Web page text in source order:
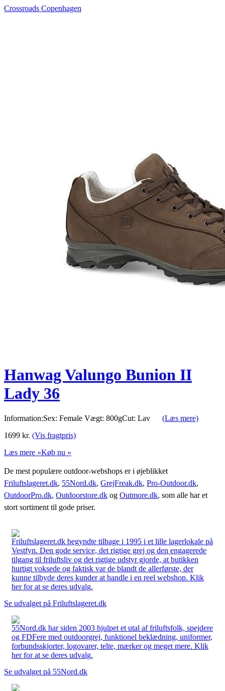
Crossroads Copenhagen
Hanwag Valungo Bunion II
Lady 36
Information:Sex: Female Vægt: 800gCut: Lav (Læs mere)
1699 kr. (Vis fragtpris)
Læs mere »Køb nu »
De mest populære outdoor-webshops er i øjeblikket
Friluftslageret.dk, 55Nord.dk, GrejFreak.dk, Pro-Outdoor.dk,
OutdoorPro.dk, Outdoorstore.dk og Outmore.dk, som alle har et
stort sortiment til gode priser.
Friluftslageret.dk begyndte tilbage i 1995 i et lille lagerlokale på
Vestfyn. Den gode service, det rigtige grej og den engagerede
tilgang til friluftsliv og det rigtige udstyr gjorde, at butikken
hurtigt voksede og faktisk var de blandt de allerførste, der
kunne tilbyde deres kunder at handle i en reel webshop. Klik
her for at se deres udvalg.
Se udvalget på Friluftslageret.dk
55Nord.dk har siden 2003 hjulpet et utal af friluftsfolk, spejdere
og FDFere med outdoorgrej, funktionel beklædning, uniformer,
forbundsskjorter, logovarer, telte, mærker og meget mere. Klik
her for at se deres udvalg.
Se udvalget på 55Nord.dk